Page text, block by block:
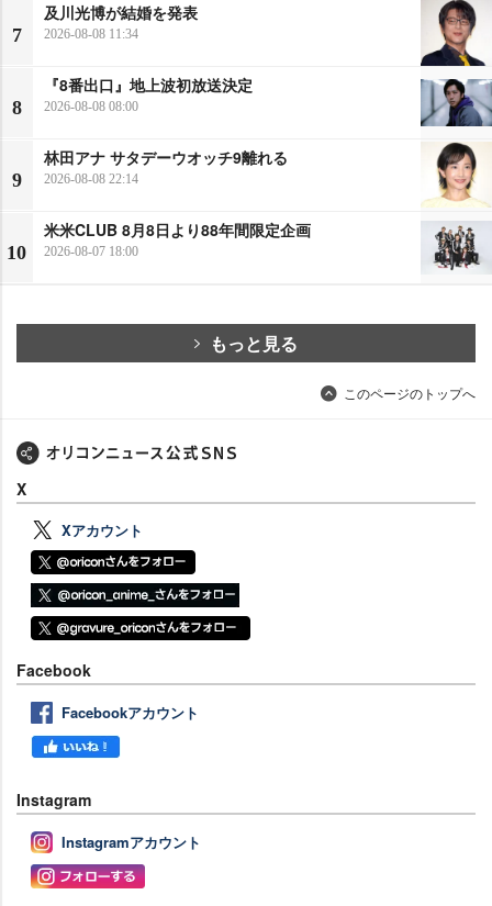
7
及川光博が結婚を発表
2026-08-08 11:34
8
『8番出口』地上波初放送決定
2026-08-08 08:00
9
林田アナ サタデーウオッチ9離れる
2026-08-08 22:14
10
米米CLUB 8月8日より88年間限定企画
2026-08-07 18:00
もっと見る
このページのトップへ
X
Xアカウント
Facebook
Facebookアカウント
Instagram
Instagramアカウント